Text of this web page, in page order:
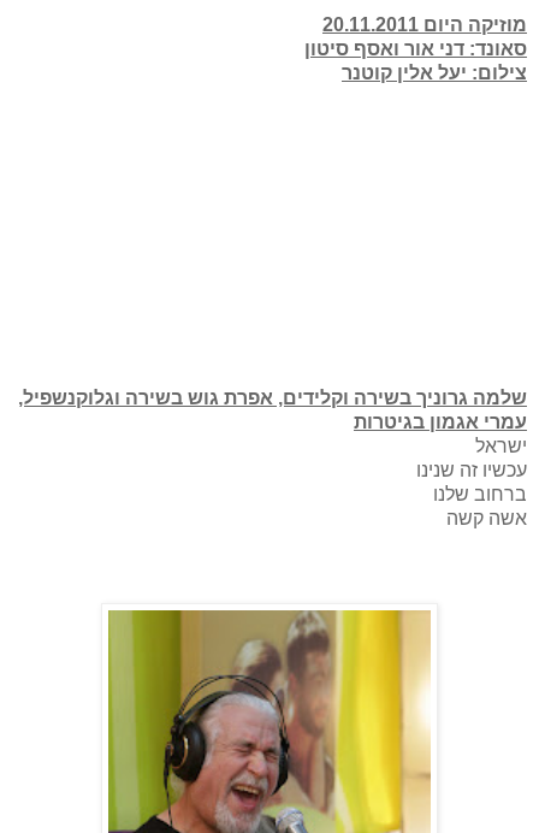
מוזיקה היום 20.11.2011
סאונד: דני אור ואסף סיטון
צילום: יעל אלין קוטנר
שלמה גרוניך בשירה וקלידים, אפרת גוש בשירה וגלוקנשפיל,
עמרי אגמון בגיטרות
ישראל
עכשיו זה שנינו
ברחוב שלנו
אשה קשה